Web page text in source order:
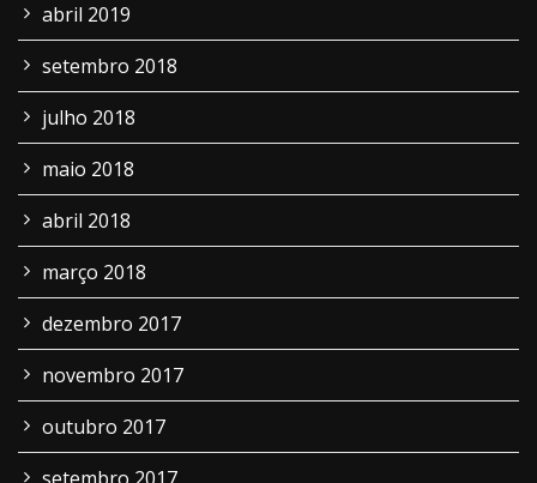
abril 2019
setembro 2018
julho 2018
maio 2018
abril 2018
março 2018
dezembro 2017
novembro 2017
outubro 2017